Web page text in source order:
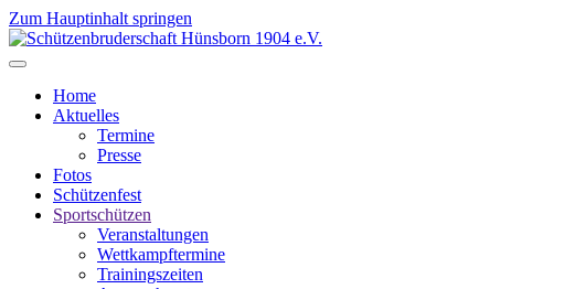
Zum Hauptinhalt springen
Home
Aktuelles
Termine
Presse
Fotos
Schützenfest
Sportschützen
Veranstaltungen
Wettkampftermine
Trainingszeiten